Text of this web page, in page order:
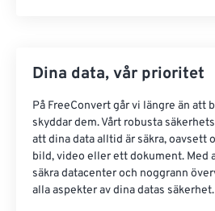
Dina data, vår prioritet
På FreeConvert går vi längre än att
skyddar dem. Vårt robusta
att dina data alltid är säkra, oavsett
bild, video eller ett dokument. Med
säkra datacenter och noggrann
alla aspekter av dina datas säkerhet.